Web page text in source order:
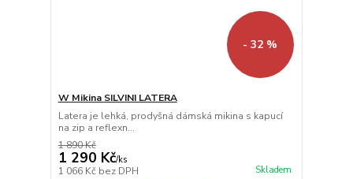
- 32 %
W Mikina SILVINI LATERA
Latera je lehká, prodyšná dámská mikina s kapucí
na zip a reflexn...
1 890 Kč
1 290 Kč/ks
1 066 Kč bez DPH Skladem